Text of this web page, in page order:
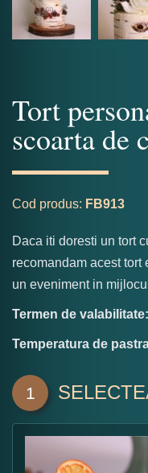
Tort
scoarta de
Cod produs: FB913
Daca iti doresti un tort
recomandam acest tort
un eveniment in
Termen de
Temperatura de
1